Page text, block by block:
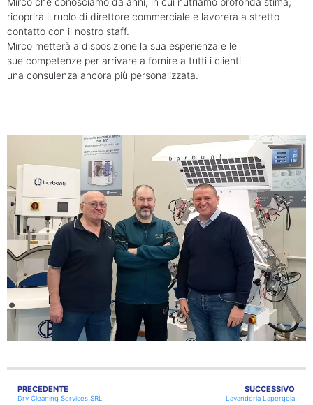
ricoprirà il ruolo di direttore commerciale e lavorerà a stretto
contatto con il nostro staff.
Mirco metterà a disposizione la sua esperienza e le
sue competenze per arrivare a fornire a tutti i clienti
una consulenza ancora più personalizzata.
PRECEDENTE
Dry Cleaning Services SRL
SUCCESSIVO
Lavanderia Lapergola